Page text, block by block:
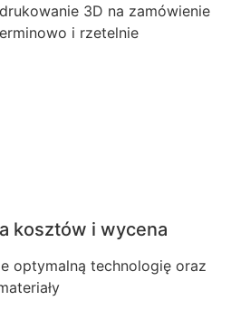
3D na zamówienie
i rzetelnie
kosztów i wycena
optymalną technologię oraz